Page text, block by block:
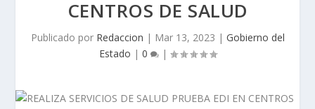
CENTROS DE SALUD
Publicado por Redaccion | Mar 13, 2023 | Gobierno del
Estado | 0 |